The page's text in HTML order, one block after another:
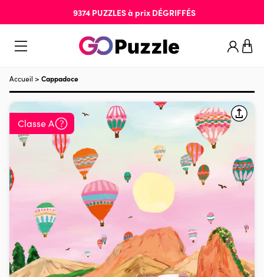
9374 PUZZLESà prix DÉGRIFFÉS
Accueil > Cappadoce
Classe A